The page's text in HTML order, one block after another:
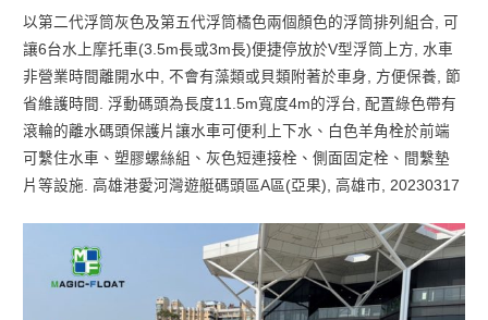
以第二代浮筒灰色及第五代浮筒橘色兩個顏色的浮筒排列組合, 可
讓6台水上摩托車(3.5m長或3m長)便捷停放於V型浮筒上方, 水車
非營業時間離開水中, 不會有藻類或貝類附著於車身, 方便保養, 節
省維護時間. 浮動碼頭為長度11.5m寬度4m的浮台, 配置綠色帶有
滾輪的離水碼頭保護片讓水車可便利上下水、白色羊角栓於前端
可繫住水車、塑膠螺絲組、灰色短連接栓、側面固定栓、間繫墊
片等設施. 高雄港愛河灣遊艇碼頭區A區(亞果), 高雄市, 20230317